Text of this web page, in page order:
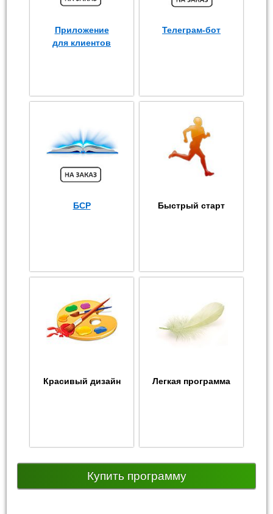
Приложение
для клиентов
Телеграм-бот
БСР Быстрый старт
Красивый дизайн Легкая программа
Купить программу